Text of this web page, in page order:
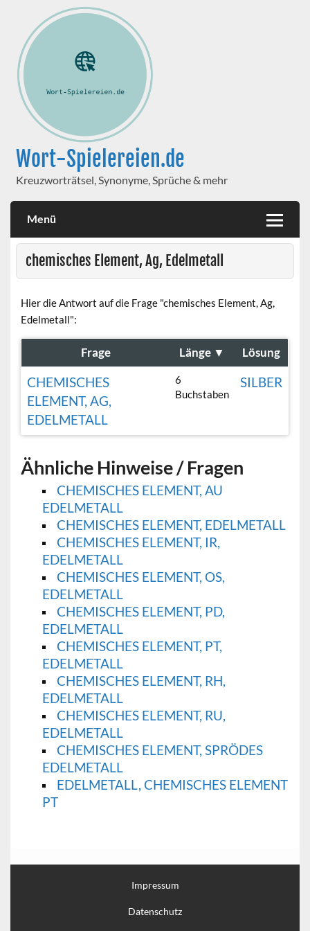
Wort-Spielereien.de
Kreuzworträtsel, Synonyme, Sprüche & mehr
Menü
chemisches Element, Ag, Edelmetall
Hier die Antwort auf die Frage "chemisches Element, Ag,
Edelmetall":
Frage Länge ▼ Lösung
CHEMISCHES
ELEMENT, AG,
EDELMETALL
6
Buchstaben
SILBER
Ähnliche Hinweise / Fragen
CHEMISCHES ELEMENT, AU
EDELMETALL
CHEMISCHES ELEMENT, EDELMETALL
CHEMISCHES ELEMENT, IR,
EDELMETALL
CHEMISCHES ELEMENT, OS,
EDELMETALL
CHEMISCHES ELEMENT, PD,
EDELMETALL
CHEMISCHES ELEMENT, PT,
EDELMETALL
CHEMISCHES ELEMENT, RH,
EDELMETALL
CHEMISCHES ELEMENT, RU,
EDELMETALL
CHEMISCHES ELEMENT, SPRÖDES
EDELMETALL
EDELMETALL, CHEMISCHES ELEMENT
PT
Impressum
Datenschutz